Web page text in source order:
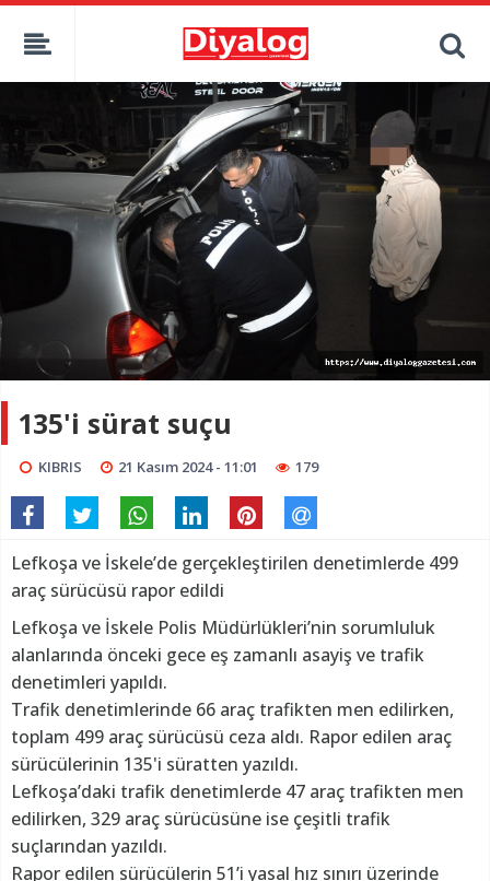
135'i sürat suçu
KIBRIS 21 Kasım 2024 - 11:01 179
Lefkoşa ve İskele’de gerçekleştirilen denetimlerde 499
araç sürücüsü rapor edildi
Lefkoşa ve İskele Polis Müdürlükleri’nin sorumluluk
alanlarında önceki gece eş zamanlı asayiş ve trafik
denetimleri yapıldı.
Trafik denetimlerinde 66 araç trafikten men edilirken,
toplam 499 araç sürücüsü ceza aldı. Rapor edilen araç
sürücülerinin 135'i süratten yazıldı.
Lefkoşa’daki trafik denetimlerde 47 araç trafikten men
edilirken, 329 araç sürücüsüne ise çeşitli trafik
suçlarından yazıldı.
Rapor edilen sürücülerin 51’i yasal hız sınırı üzerinde